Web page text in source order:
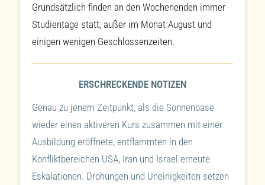
Grundsätzlich finden an den Wochenenden immer
Studientage statt, außer im Monat August und
einigen wenigen Geschlossenzeiten.
ERSCHRECKENDE NOTIZEN
Genau zu jenem Zeitpunkt, als die Sonnenoase
wieder einen aktiveren Kurs zusammen mit einer
Ausbildung eröffnete, entflammten in den
Konfliktbereichen USA, Iran und Israel erneute
Eskalationen. Drohungen und Uneinigkeiten setzen